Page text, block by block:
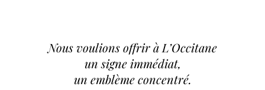
Nous voulions offrir à L’Occitane
un signe immédiat,
un emblème concentré.